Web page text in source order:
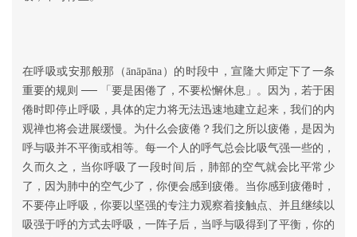
在呼吸或安那般那（ānāpāna）的时段中，宣隆大师定下了一条
重要的规则 ── 「要是困倦了，不要松懈休息」。因为，若于困
倦时即停止呼吸，具体的定力将无法迅速地建立起来，我们的内
观禅也将会进展缓慢。为什么会疲倦？我们之所以疲倦，是因为
呼与吸并不平衡或相等。每一个人的呼气总会比吸气强一些的，
久而久之，当你呼吸了一段时间后，肺部的空气就会比平常少
了，因为肺中的空气少了，你便会感到疲倦。当你感到疲倦时，
不要停止呼吸，你要以坚强的专注力观察着接触点、并且继续以
吸强于呼的方式去呼吸，一阵子后，当呼与吸得到了平衡，你的